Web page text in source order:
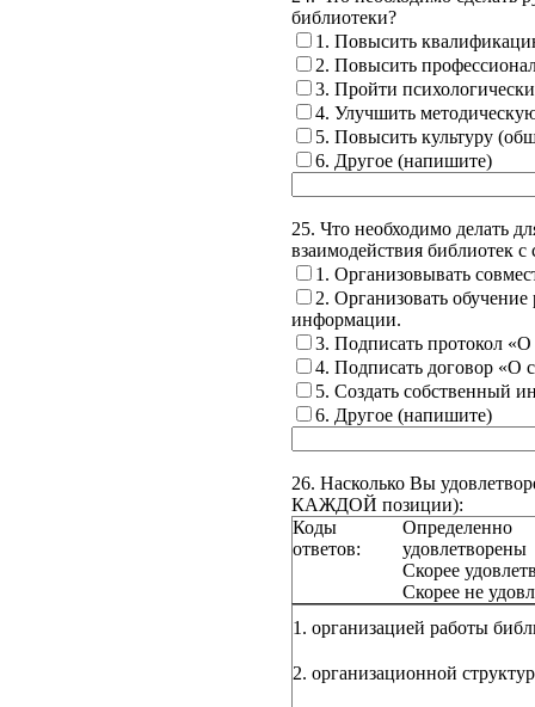
библиотеки?
1. Повысить
2. Повысить
3. Пройти
4. Улучшить
5. Повысить культуру
6. Другое (напишите)
25. Что необходимо делать
взаимодействия библиотек
1. Организовывать
2. Организовать
информации.
3. Подписать протокол
4. Подписать договор «О
5. Создать собственный
6. Другое (напишите)
26. Насколько Вы
КАЖДОЙ позиции):
Коды
ответов:
Определенно
удовлетворены
Скорее
Скорее не
1. организацией работы
2. организационной